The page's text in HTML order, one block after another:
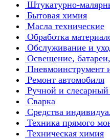
Штукатурно-
Бытовая химия
Масла технические
Обработка
Обслуживание и
Освещение,
Пневмоинструмент
Ремонт автомобиля
Ручной и
Сварка
Средства
Техника прямого
Техническая химия